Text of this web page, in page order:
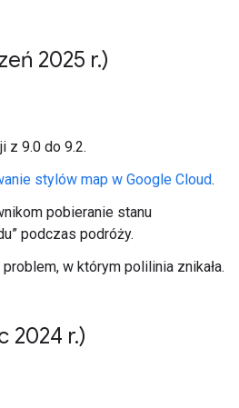
2025 r.)
z 9.0 do 9.2.
stylów map w Google Cloud.
pobieranie stanu
podczas podróży.
w którym polilinia znikała.
2024 r.)